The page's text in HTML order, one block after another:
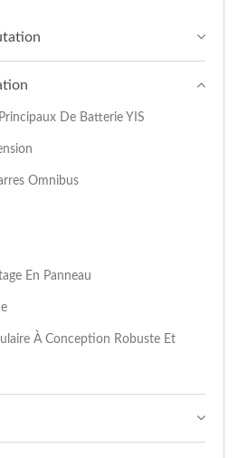
De Batterie YIS
Omnibus
En Panneau
À Conception Robuste Et